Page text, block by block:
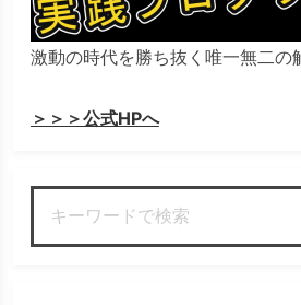
激動の時代を勝ち抜く唯一無二の
＞＞＞公式HPへ